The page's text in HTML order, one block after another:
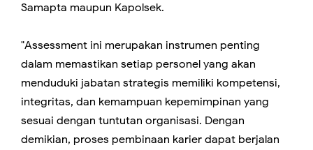
Samapta maupun Kapolsek.
"Assessment ini merupakan instrumen penting
dalam memastikan setiap personel yang akan
menduduki jabatan strategis memiliki kompetensi,
integritas, dan kemampuan kepemimpinan yang
sesuai dengan tuntutan organisasi. Dengan
demikian, proses pembinaan karier dapat berjalan